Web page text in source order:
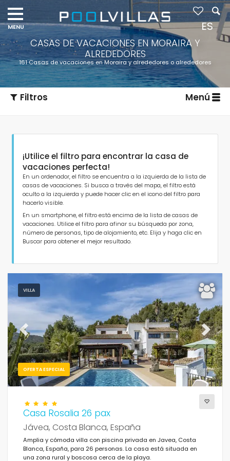
CASAS DE VACACIONES EN MORAIRA Y
ALREDEDORES
161 Casas de vacaciones en Moraira y alrededores o alrededores
Filtros Menú
Tipo de alojamiento
Personas
Dormitorios
Cuartos de baño
Su selección (161)
Limpiar filtros
¡Utilice el filtro para encontrar la casa de
vacaciones perfecta!
En un ordenador, el filtro se encuentra a la izquierda de la lista de
casas de vacaciones. Si busca a través del mapa, el filtro está
oculto a la izquierda y puede hacer clic en el icono del filtro para
hacerlo visible.
En un smartphone, el filtro está encima de la lista de casas de
vacaciones. Utilice el filtro para afinar su búsqueda por zona,
número de personas, tipo de alojamiento, etc. Elija y haga clic en
Buscar para obtener el mejor resultado.
VILLA
OFERTA ESPECIAL
Previous Next
Casa Rosalia 26 pax
Jávea, Costa Blanca, España
Amplia y cómoda villa con piscina privada en Javea, Costa
Blanca, España, para 26 personas. La casa está situada en
una zona rural y boscosa cerca de la playa.
ES